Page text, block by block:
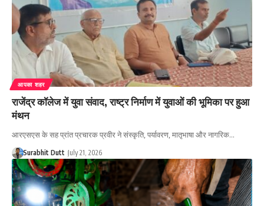
आपका शहर
राजेंद्र कॉलेज में युवा संवाद, राष्ट्र निर्माण में युवाओं की भूमिका पर हुआ
मंथन
आरएसएस के सह प्रांत प्रचारक प्रवीर ने संस्कृति, पर्यावरण, मातृभाषा और नागरिक…
Surabhit Dutt July 21, 2026